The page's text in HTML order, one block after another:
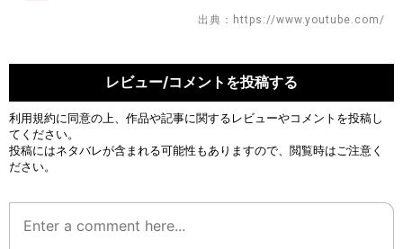
出典：https://www.youtube.com/
レビュー/コメントを投稿する
利用規約に同意の上、作品や記事に関するレビューやコメントを投稿し
てください。
投稿にはネタバレが含まれる可能性もありますので、閲覧時はご注意く
ださい。